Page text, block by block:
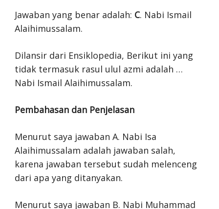
Jawaban yang benar adalah: C. Nabi Ismail
Alaihimussalam.
Dilansir dari Ensiklopedia, Berikut ini yang
tidak termasuk rasul ulul azmi adalah …
Nabi Ismail Alaihimussalam.
Pembahasan dan Penjelasan
Menurut saya jawaban A. Nabi Isa
Alaihimussalam adalah jawaban salah,
karena jawaban tersebut sudah melenceng
dari apa yang ditanyakan.
Menurut saya jawaban B. Nabi Muhammad